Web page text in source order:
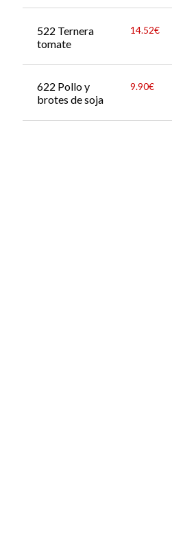
522 Ternera
tomate
14.52€
622 Pollo y
brotes de soja
9.90€